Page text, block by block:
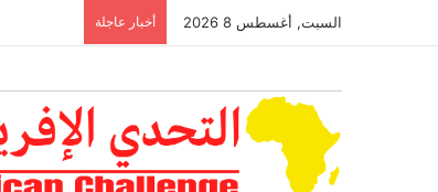
السبت, أغسطس 8 2026 أخبار عاجلة